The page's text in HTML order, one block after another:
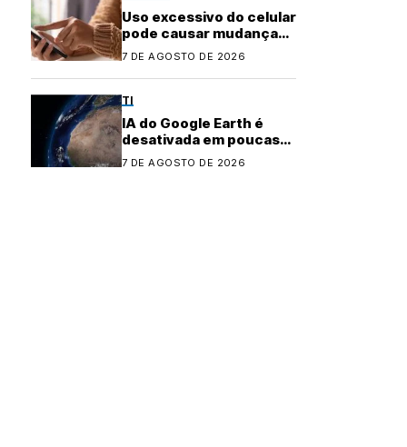
Uso excessivo do celular
pode causar mudanças
físicas no corpo
7 DE AGOSTO DE 2026
TI
IA do Google Earth é
desativada em poucas
horas após controvérsia
7 DE AGOSTO DE 2026